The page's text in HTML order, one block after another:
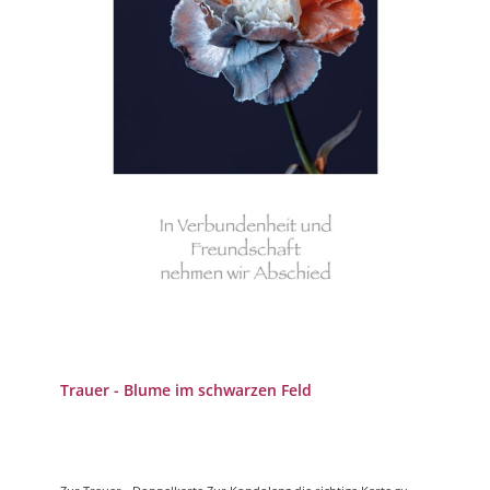
Trauer - Blume im schwarzen Feld